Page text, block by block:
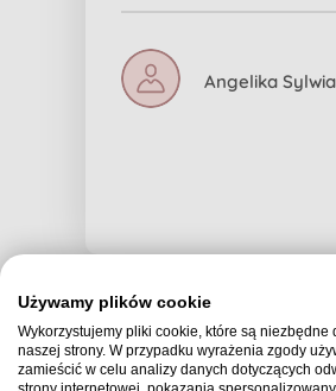
Angelika
Używamy plików cookie
Wykorzystujemy pliki cookie, które są
naszej strony. W przypadku wyrażenia zgody
zamieścić w celu analizy danych dotyczących